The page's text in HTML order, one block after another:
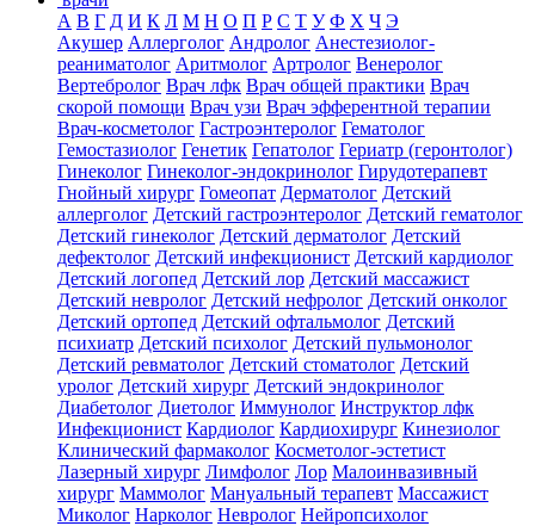
А В Г Д И К Л М Н О П Р С Т У Ф Х Ч Э
Акушер Аллерголог Андролог Анестезиолог-
реаниматолог Аритмолог Артролог Венеролог
Вертебролог Врач лфк Врач общей практики Врач
скорой помощи Врач узи Врач эфферентной терапии
Врач-косметолог Гастроэнтеролог Гематолог
Гемостазиолог Генетик Гепатолог Гериатр (геронтолог)
Гинеколог Гинеколог-эндокринолог Гирудотерапевт
Гнойный хирург Гомеопат Дерматолог Детский
аллерголог Детский гастроэнтеролог Детский гематолог
Детский гинеколог Детский дерматолог Детский
дефектолог Детский инфекционист Детский кардиолог
Детский логопед Детский лор Детский массажист
Детский невролог Детский нефролог Детский онколог
Детский ортопед Детский офтальмолог Детский
психиатр Детский психолог Детский пульмонолог
Детский ревматолог Детский стоматолог Детский
уролог Детский хирург Детский эндокринолог
Диабетолог Диетолог Иммунолог Инструктор лфк
Инфекционист Кардиолог Кардиохирург Кинезиолог
Клинический фармаколог Косметолог-эстетист
Лазерный хирург Лимфолог Лор Малоинвазивный
хирург Маммолог Мануальный терапевт Массажист
Миколог Нарколог Невролог Нейропсихолог